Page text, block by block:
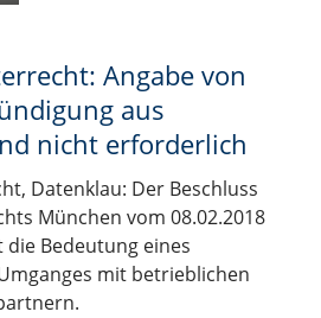
Angabe von
aus
nicht erforderlich
Datenklau: Der Beschluss
München vom 08.02.2018
Bedeutung eines
mit betrieblichen